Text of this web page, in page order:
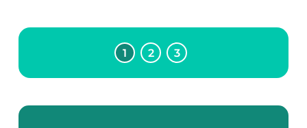
1 2 3